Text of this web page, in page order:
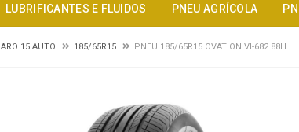
LUBRIFICANTES E FLUIDOS PNEU AGRÍCOLA
ARO 15 AUTO 185/65R15 PNEU 185/65R15 OVATION VI-682 88H